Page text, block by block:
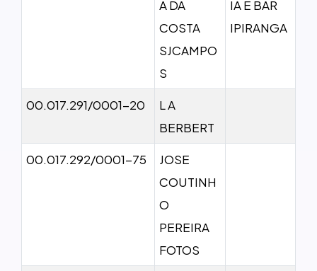
A DA
COSTA
SJCAMPO
S
IA E BAR
IPIRANGA
00.017.291/0001-20
L A
BERBERT
00.017.292/0001-75
JOSE
COUTINH
O
PEREIRA
FOTOS